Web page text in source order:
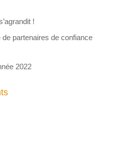
!
partenaires de confiance
2022